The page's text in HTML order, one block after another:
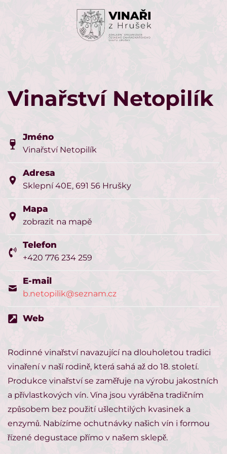
Skip to main content
Vinařství Netopilík
Jméno
Vinařství Netopilík
Adresa
Sklepní 40E, 691 56 Hrušky
Mapa
zobrazit na mapě
Telefon
+420 776 234 259
E-mail
b.netopilik@seznam.cz
Web
Rodinné vinařství navazující na dlouholetou tradici
vinaření v naší rodině, která sahá až do 18. století.
Produkce vinařství se zaměřuje na výrobu jakostních
a přívlastkových vín. Vína jsou vyráběna tradičním
způsobem bez použití ušlechtilých kvasinek a
enzymů. Nabízíme ochutnávky našich vín i formou
řízené degustace přímo v našem sklepě.